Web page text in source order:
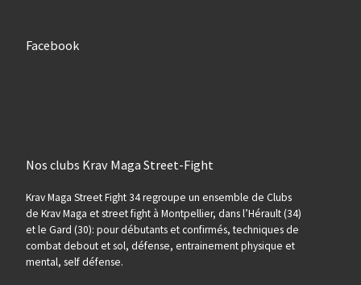
Facebook
Nos clubs Krav Maga Street-Fight
Krav Maga Street Fight 34 regroupe un ensemble de Clubs
de Krav Maga et street fight à Montpellier, dans l’Hérault (34)
et le Gard (30): pour débutants et confirmés, techniques de
combat debout et sol, défense, entrainement physique et
mental, self défense.